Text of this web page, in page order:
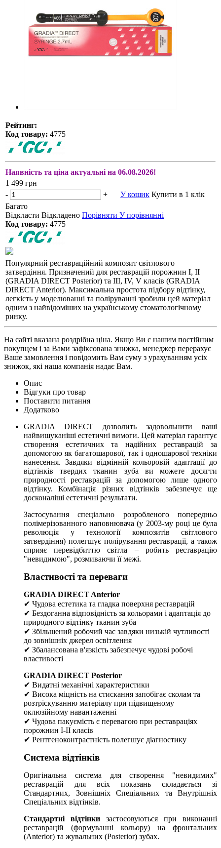
Рейтинг:
Код товару: 4775
Наявність та ціна актуальні на 06.08.2026!
1 499 грн
-
+ У кошик Купити в 1 клік
Багато
Відкласти Відкладено Порівняти У порівнянні
Код товару: 4775
Популярний реставраційний композит світлового
затвердіння. Призначений для реставрацій порожнин I, II
(GRADIA DIRECT Posterior) та III, IV, V класів (GRADIA
DIRECT Anterior). Максимальна простота підбору відтінку,
легкість у моделюванні та поліруванні зробили цей матеріал
одним з найвідоміших на українському стоматологічному
ринку.
На сайті вказана роздрібна ціна. Якщо Ви є нашим постійним
покупцем і за Вами зафіксована знижка, менеджер перерахує
Ваше замовлення і повідомить Вам суму з урахуванням усіх
знижок, які наша компанія надає Вам.
Опис
Відгуки про товар
Поставити питання
Додатково
GRADIA DIRECT дозволить задовольнити ваші
найвишуканіші естетичні вимоги. Цей матеріал гарантує
створення естетичних та надійних реставрацій за
допомогою як багатошарової, так і одношарової техніки
нанесення. Завдяки відмінній кольоровій адаптації до
відтінків твердих тканин зуба ви можете досягти
природності реставрацій за допомогою лише одного
відтінку. Комбінація різних відтінків забезпечує ще
досконаліші естетичні результати.
Застосування спеціально розробленого попередньо
полімерізованного наповнювача (у 2003-му році це була
революція у технології композитів світлового
затвердіння) полегшує полірування реставрації, а також
сприяє перевідбиттю світла – робить реставрацію
"невидимою", розмиваючи її межі.
Властивості та переваги
GRADIA DIRECT Anterior
✔ Чудова естетика та гладка поверхня реставрацій
✔ Бездоганна відповідність за кольорами і адаптація до
природного відтінку тканин зуба
✔ Збільшений робочий час завдяки низькій чутливості
до зовнішніх джерел освітлення
✔ Збалансована в'язкість забезпечує чудові робочі
властивості
GRADIA DIRECT Posterior
✔ Видатні механічні характеристики
✔ Висока міцність на стискання запобігає сколам та
розтріскуванню матеріалу при підвищеному
оклюзійному навантаженні
✔ Чудова пакуємість є перевагою при реставраціях
порожнин I-II класів
✔ Рентгеноконтрастність полегшує діагностику
Система відтінків
Оригінальна система для створення "невидимих"
реставрацій для всіх показань складається зі
Стандартних, Зовнішніх Спеціальних та Внутрішніх
Спеціальних відтінків.
Стандартні відтінки застосовуються при виконанні
реставрацій (формуванні кольору) на фронтальних
(Anterior) та жувальних (Posterior) зубах.